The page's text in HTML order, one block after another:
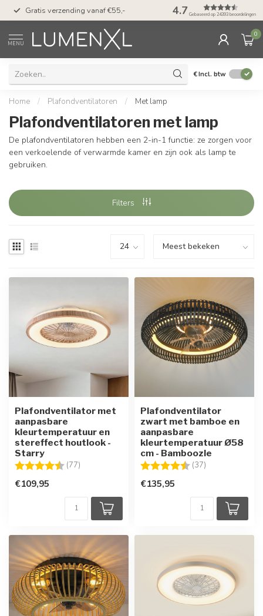
Gratis verzending vanaf €55,- 50 dagen
met Klarna
4.7 Gebaseerd op 24393 beoordelingen
MENU
0
€Incl. btw
Home / Plafondventilatoren / Met lamp
Plafondventilatoren met lamp
De plafondventilatoren hebben een 2-in-1 functie: ze zorgen voor
een verkoelende of verwarmde kamer en zijn ook als lamp te
gebruiken.
Filters
Plafondventilator met
aanpasbare
kleurtemperatuur en
stereffect houtlook -
Starry
Beoordeling: (77)
€109,95
Plafondventilator
zwart met bamboe en
aanpasbare
kleurtemperatuur Ø58
cm - Bamboozle
Beoordeling: (37)
€135,95